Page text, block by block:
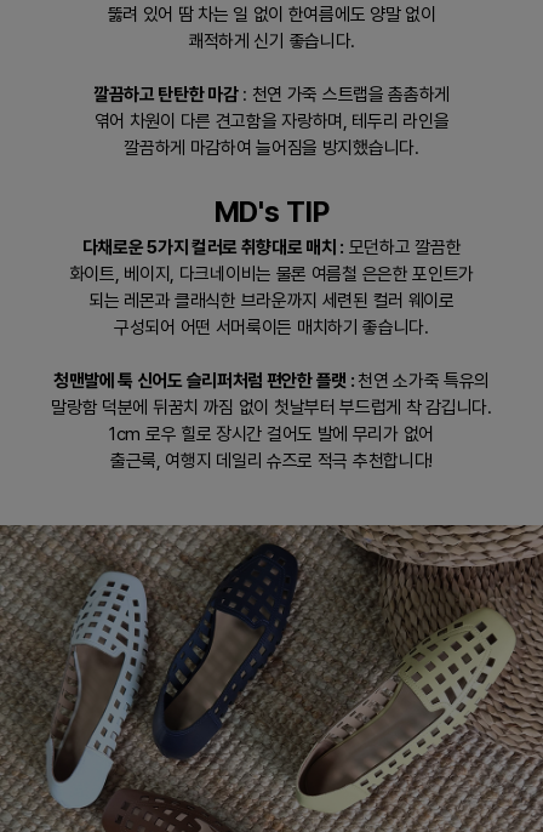
뚫려 있어 땀 차는 일 없이 한여름에도 양말 없이
쾌적하게 신기 좋습니다.
깔끔하고 탄탄한 마감: 천연 가죽 스트랩을 촘촘하게
엮어 차원이 다른 견고함을 자랑하며, 테두리 라인을
깔끔하게 마감하여 늘어짐을 방지했습니다.
MD's TIP
다채로운 5가지 컬러로 취향대로 매치 : 모던하고 깔끔한
화이트, 베이지, 다크네이비는 물론 여름철 은은한 포인트가
되는 레몬과 클래식한 브라운까지 세련된 컬러 웨이로
구성되어 어떤 서머룩이든 매치하기 좋습니다.
청맨발에 툭 신어도 슬리퍼처럼 편안한 플랫 : 천연 소가죽 특유의
말랑함 덕분에 뒤꿈치 까짐 없이 첫날부터 부드럽게 착 감깁니다.
1cm 로우 힐로 장시간 걸어도 발에 무리가 없어
출근룩, 여행지 데일리 슈즈로 적극 추천합니다!